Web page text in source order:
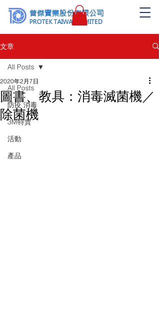
普傑實業股份有限公司
PROTEK TAIWAN LIMITED
文章
All Posts
防疫 消毒
3M特賣
活動
產品
All Posts
圖書、教具：消毒滅菌機／
除菌機
2020年2月7日